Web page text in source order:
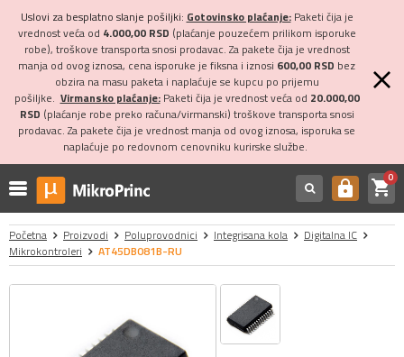
Uslovi za besplatno slanje pošiljki: Gotovinsko plaćanje:Paketi čija je
vrednost veća od 4.000,00 RSD (plaćanje pouzećem prilikom isporuke
robe), troškove transporta snosi prodavac. Za pakete čija je vrednost
manja od ovog iznosa, cena isporuke je fiksna i iznosi 600,00 RSD bez
obzira na masu paketa i naplaćuje se kupcu po prijemu
pošiljke. Virmansko plaćanje:Paketi čija je vrednost veća od 20.000,00
RSD (plaćanje robe preko računa/virmanski) troškove transporta snosi
prodavac. Za pakete čija je vrednost manja od ovog iznosa, isporuka se
naplaćuje po redovnom cenovniku kurirske službe.
https shopping_cart0
Početna Proizvodi Poluprovodnici Integrisana kola
Digitalna IC
Mikrokontroleri
AT45DB081B-RU